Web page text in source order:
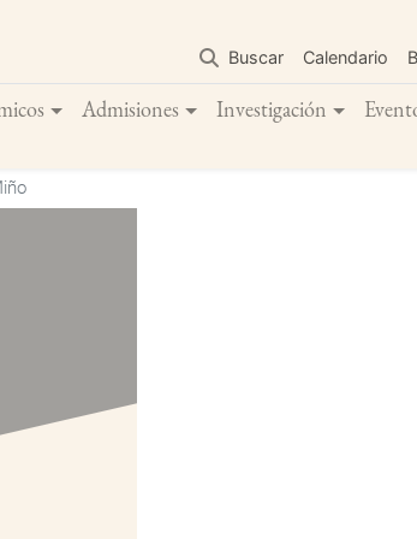
contenido
principal
Buscar Calendario
Admisiones Investigación